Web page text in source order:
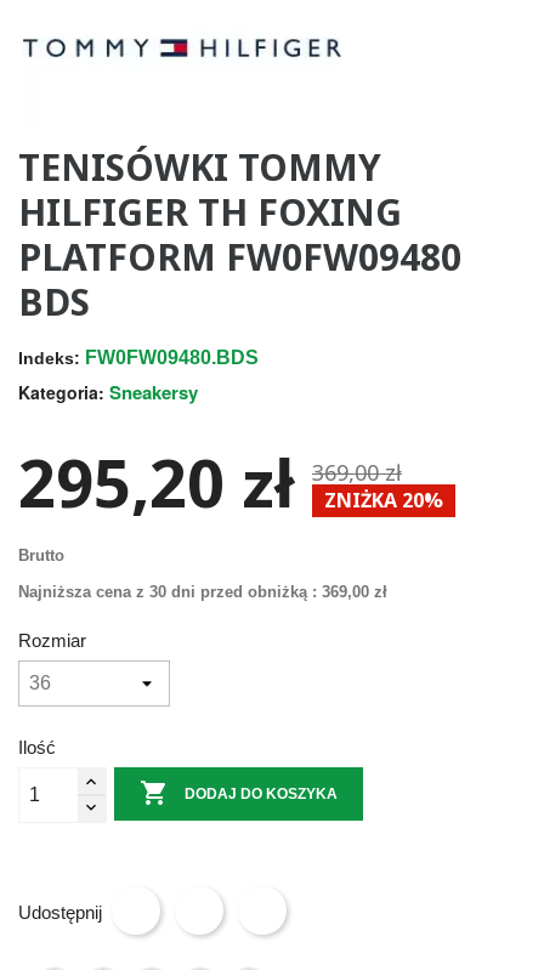
TENISÓWKI TOMMY
HILFIGER TH FOXING
PLATFORM FW0FW09480
BDS
Indeks: FW0FW09480.BDS
Kategoria: Sneakersy
295,20 zł 369,00 zł
ZNIŻKA 20%
Brutto
Najniższa cena z 30 dni przed obniżką : 369,00 zł
Rozmiar
Ilość
 DODAJ DO KOSZYKA
Udostępnij